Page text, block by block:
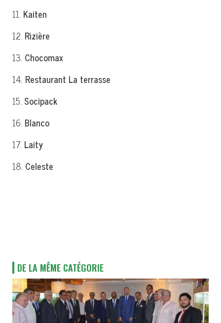
11. Kaiten
12. Rizière
13. Chocomax
14. Restaurant La terrasse
15. Socipack
16. Blanco
17. Laity
18. Celeste
DE LA MÊME CATÉGORIE